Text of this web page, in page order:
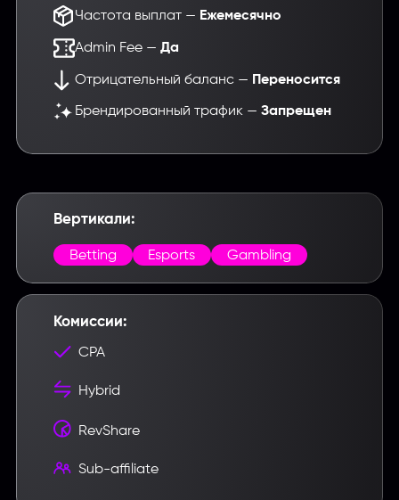
Частота выплат — Ежемесячно
Admin Fee — Да
Отрицательный баланс — Переносится
Брендированный трафик — Запрещен
Вертикали:
Betting Esports Gambling
Комиссии:
CPA
Hybrid
RevShare
Sub-affiliate